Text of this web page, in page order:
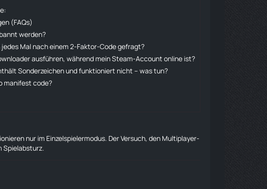
(FAQs)
werden?
Mal nach einem 2-Faktor-Code gefragt?
ausführen, während mein Steam-Account online ist?
Sonderzeichen und funktioniert nicht – was tun?
manifest code?
nur im Einzelspielermodus. Der Versuch, den Multiplayer-
Spielabsturz.